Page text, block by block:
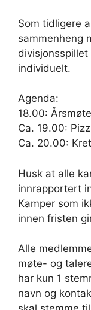
Som tidligere
sammenheng
individuelt.
Agenda:
18.00: Årsmøte
Ca. 19.00:
Ca. 20.00:
Husk at alle
innrapportert
Kamper som
innen fristen
Alle
møte- og
har kun 1
navn og